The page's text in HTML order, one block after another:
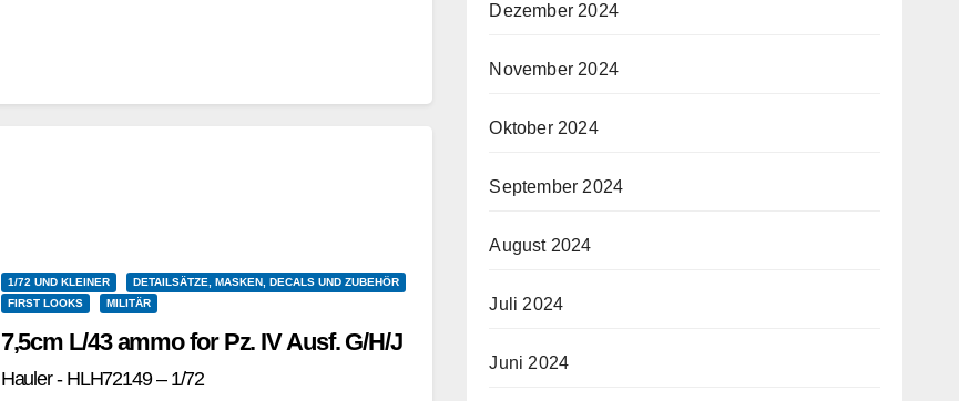
1/72 UND KLEINER
DETAILSÄTZE, MASKEN, DECALS UND ZUBEHÖR
FIRST LOOKS
MILITÄR
7,5cm L/43 ammo for Pz. IV Ausf. G/H/J
Hauler - HLH72149 – 1/72
Dezember 2024
November 2024
Oktober 2024
September 2024
August 2024
Juli 2024
Juni 2024